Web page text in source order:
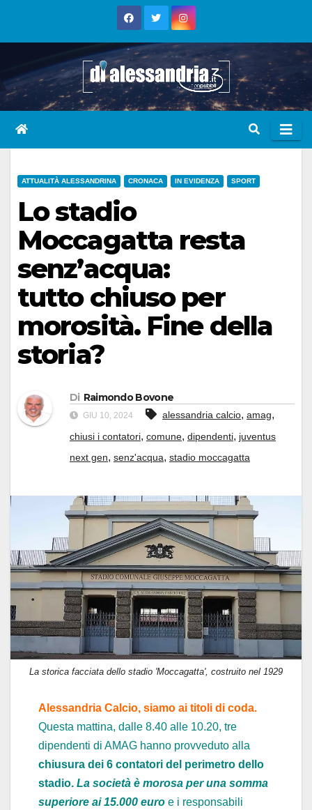
ATTUALITÀ ALESSANDRINA CRONACA IN EVIDENZA SPORT
Lo stadio
Moccagatta resta
senz’acqua:
tutto chiuso per
morosità. Fine della
storia?
Di Raimondo Bovone
GIU 10, 2024 alessandria calcio, amag,
chiusi i contatori, comune, dipendenti, juventus
next gen, senz'acqua, stadio moccagatta
La storica facciata dello stadio 'Moccagatta', costruito nel 1929
Alessandria Calcio, siamo ai titoli di coda.
Questa mattina, dalle 8.40 alle 10.20, tre
dipendenti di AMAG hanno provveduto alla
chiusura dei 6 contatori del perimetro dello
stadio. La società è morosa per una somma
superiore ai 15.000 euro e i responsabili